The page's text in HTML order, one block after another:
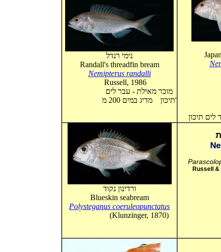
נימי רנדל
Randall's threadfin bream
Nemipterus randalli
Russell, 1986
מוכר מאילת - עבר לים
תיכון מדיג במים 200 מ'
ורדינון נקוד
Blueskin seabream
Polysteganus coeruleopunctatus
(Klunzinger, 1870)
Russell &